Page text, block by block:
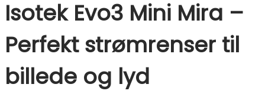
Isotek Evo3 Mini Mira –
Perfekt strømrenser til
billede og lyd